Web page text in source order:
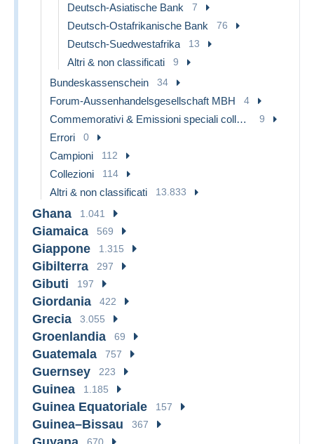
Deutsch-Asiatische Bank 7
Deutsch-Ostafrikanische Bank 76
Deutsch-Suedwestafrika 13
Altri & non classificati 9
Bundeskassenschein 34
Forum-Aussenhandelsgesellschaft MBH 4
Commemorativi & Emissioni speciali collezionisti 9
Errori 0
Campioni 112
Collezioni 114
Altri & non classificati 13.833
Ghana 1.041
Giamaica 569
Giappone 1.315
Gibilterra 297
Gibuti 197
Giordania 422
Grecia 3.055
Groenlandia 69
Guatemala 757
Guernsey 223
Guinea 1.185
Guinea Equatoriale 157
Guinea–Bissau 367